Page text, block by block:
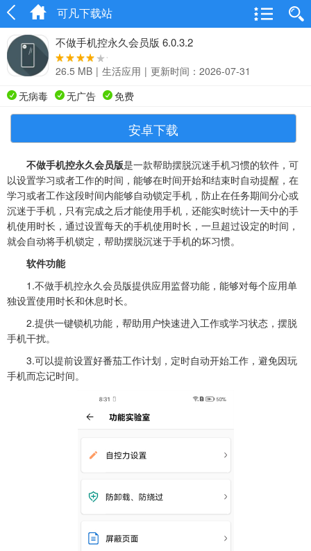
可凡下载站
不做手机控永久会员版 6.0.3.2
26.5 MB | 生活应用 | 更新时间：2026-07-31
无病毒
无广告 免费
安卓下载
不做手机控永久会员版是一款帮助摆脱沉迷手机习惯的软件，可
以设置学习或者工作的时间，能够在时间开始和结束时自动提醒，在
学习或者工作这段时间内能够自动锁定手机，防止在任务期间分心或
沉迷于手机，只有完成之后才能使用手机，还能实时统计一天中的手
机使用时长，通过设置每天的手机使用时长，一旦超过设定的时间，
就会自动将手机锁定，帮助摆脱沉迷于手机的坏习惯。
软件功能
1.不做手机控永久会员版提供应用监督功能，能够对每个应用单
独设置使用时长和休息时长。
2.提供一键锁机功能，帮助用户快速进入工作或学习状态，摆脱
手机干扰。
3.可以提前设置好番茄工作计划，定时自动开始工作，避免因玩
手机而忘记时间。